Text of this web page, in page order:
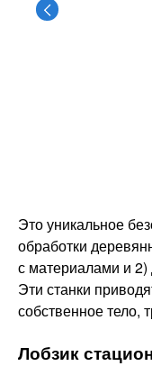
Это уникальное
обработки
с материалами и 2)
Эти станки
собственное тело,
Лобзик